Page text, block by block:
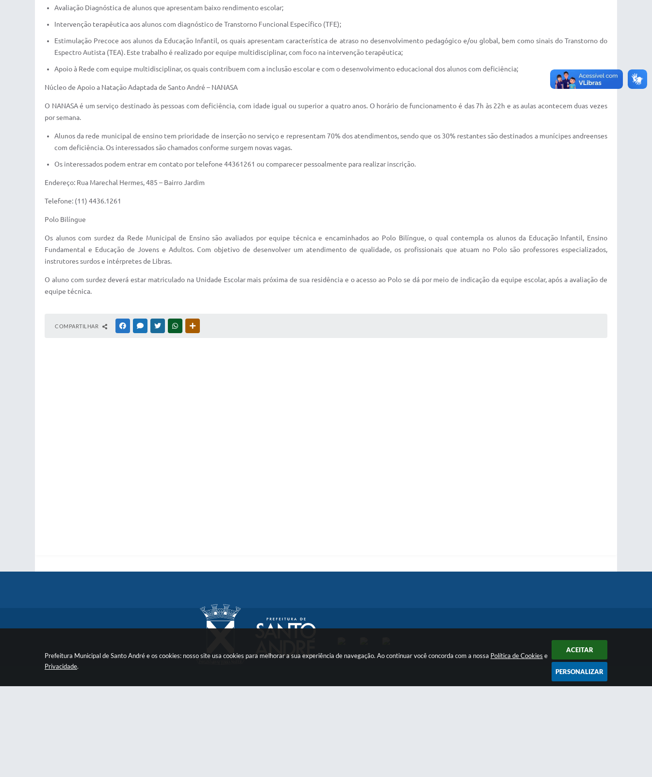
Prefeitura Municipal de Santo André e os cookies: nosso site usa cookies para melhorar a sua experiência de navegação. Ao continuar você concorda com a nossa Política de Cookies e
Privacidade.
ACEITAR
PERSONALIZAR
Avaliação Diagnóstica de alunos que apresentam baixo rendimento escolar;
Intervenção terapêutica aos alunos com diagnóstico de Transtorno Funcional Específico (TFE);
Estimulação Precoce aos alunos da Educação Infantil, os quais apresentam característica de atraso no desenvolvimento pedagógico e/ou global, bem como sinais do Transtorno do
Espectro Autista (TEA). Este trabalho é realizado por equipe multidisciplinar, com foco na intervenção terapêutica;
Apoio à Rede com equipe multidisciplinar, os quais contribuem com a inclusão escolar e com o desenvolvimento educacional dos alunos com deficiência;
Núcleo de Apoio a Natação Adaptada de Santo André – NANASA
O NANASA é um serviço destinado às pessoas com deficiência, com idade igual ou superior a quatro anos. O horário de funcionamento é das 7h às 22h e as aulas acontecem duas vezes
por semana.
Alunos da rede municipal de ensino tem prioridade de inserção no serviço e representam 70% dos atendimentos, sendo que os 30% restantes são destinados a munícipes andreenses
com deficiência. Os interessados são chamados conforme surgem novas vagas.
Os interessados podem entrar em contato por telefone 44361261 ou comparecer pessoalmente para realizar inscrição.
Endereço: Rua Marechal Hermes, 485 – Bairro Jardim
Telefone: (11) 4436.1261
Polo Bilíngue
Os alunos com surdez da Rede Municipal de Ensino são avaliados por equipe técnica e encaminhados ao Polo Bilíngue, o qual contempla os alunos da Educação Infantil, Ensino
Fundamental e Educação de Jovens e Adultos. Com objetivo de desenvolver um atendimento de qualidade, os profissionais que atuam no Polo são professores especializados,
instrutores surdos e intérpretes de Libras.
O aluno com surdez deverá estar matriculado na Unidade Escolar mais próxima de sua residência e o acesso ao Polo se dá por meio de indicação da equipe escolar, após a avaliação de
equipe técnica.
COMPARTILHAR FACEBOOKMESSENGER
TWITTERWHATSAPP